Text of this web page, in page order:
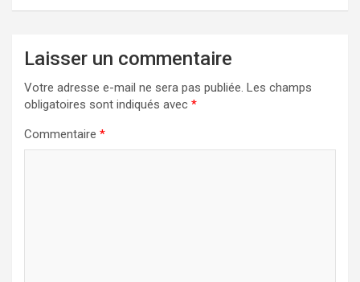
Laisser un commentaire
Votre adresse e-mail ne sera pas publiée. Les champs
obligatoires sont indiqués avec *
Commentaire *